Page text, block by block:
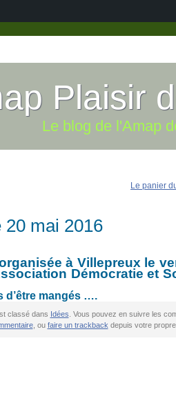
Plaisir
Le blog de l'Amap
Le panier
20 mai 2016
à Villepreux le
Démocratie et
d’être mangés ….
classé dans Idées . Vous pouvez en suivre les
, ou faire un trackback depuis votre propre